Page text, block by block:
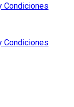
Condiciones
Condiciones